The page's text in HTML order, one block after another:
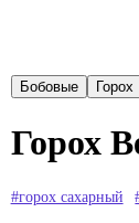
Горох
#горох сахарный